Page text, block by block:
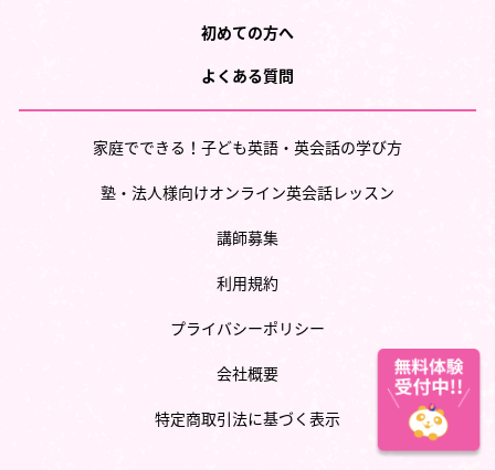
初めての方へ
よくある質問
家庭でできる！子ども英語・英会話の学び方
塾・法人様向けオンライン英会話レッスン
講師募集
利用規約
プライバシーポリシー
会社概要
特定商取引法に基づく表示